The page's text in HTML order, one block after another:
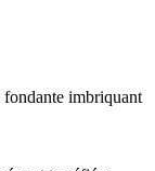
fondante imbriquant